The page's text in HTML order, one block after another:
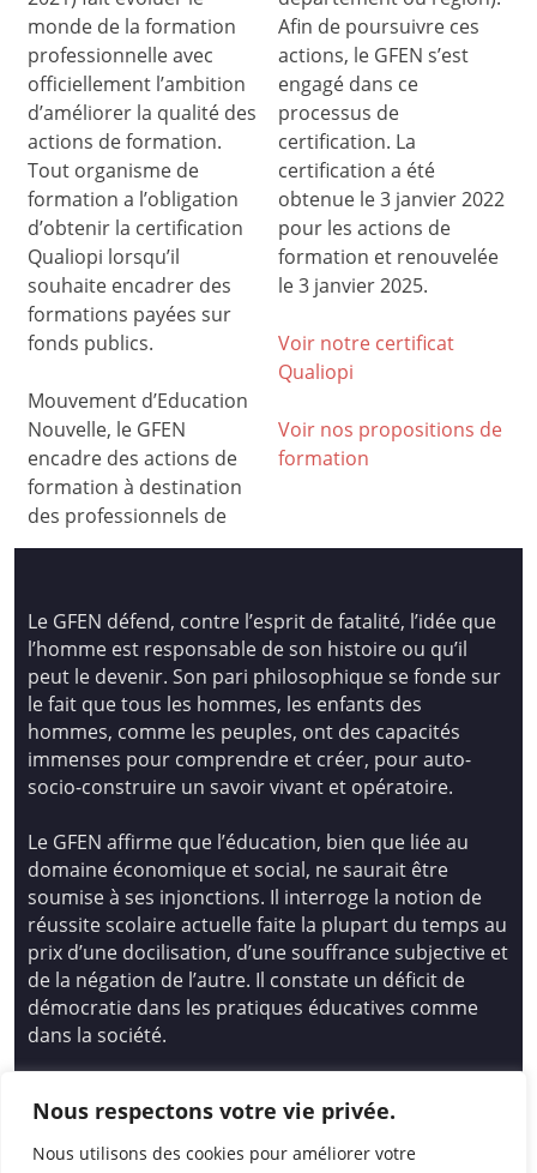
Nous respectons votre vie privée.
Nous utilisons des cookies pour améliorer votre
monde de la formation
professionnelle avec
officiellement l’ambition
d’améliorer la qualité des
actions de formation.
Tout organisme de
formation a l’obligation
d’obtenir la certification
Qualiopi lorsqu’il
souhaite encadrer des
formations payées sur
fonds publics.
Mouvement d’Education
Nouvelle, le GFEN
encadre des actions de
formation à destination
des professionnels de
Afin de poursuivre ces
actions, le GFEN s’est
engagé dans ce
processus de
certification. La
certification a été
obtenue le 3 janvier 2022
pour les actions de
formation et renouvelée
le 3 janvier 2025.
Voir notre certificat
Qualiopi
Voir nos propositions de
formation
Le GFEN défend, contre l’esprit de fatalité, l’idée que
l’homme est responsable de son histoire ou qu’il
peut le devenir. Son pari philosophique se fonde sur
le fait que tous les hommes, les enfants des
hommes, comme les peuples, ont des capacités
immenses pour comprendre et créer, pour auto-
socio-construire un savoir vivant et opératoire.
Le GFEN affirme que l’éducation, bien que liée au
domaine économique et social, ne saurait être
soumise à ses injonctions. Il interroge la notion de
réussite scolaire actuelle faite la plupart du temps au
prix d’une docilisation, d’une souffrance subjective et
de la négation de l’autre. Il constate un déficit de
démocratie dans les pratiques éducatives comme
dans la société.
Nouvelle
14 avenue Spinoza 94200 Ivry Sur Seine